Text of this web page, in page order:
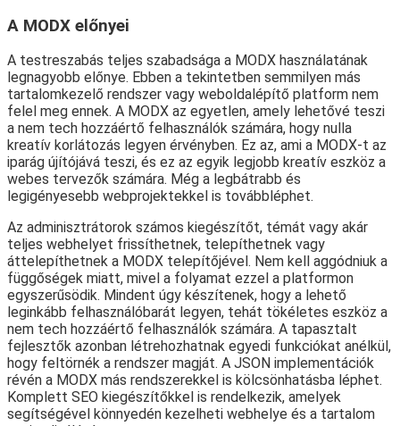
A MODX előnyei
A testreszabás teljes szabadsága a MODX használatának
legnagyobb előnye. Ebben a tekintetben semmilyen más
tartalomkezelő rendszer vagy weboldalépítő platform nem
felel meg ennek. A MODX az egyetlen, amely lehetővé teszi
a nem tech hozzáértő felhasználók számára, hogy nulla
kreatív korlátozás legyen érvényben. Ez az, ami a MODX-t az
iparág újítójává teszi, és ez az egyik legjobb kreatív eszköz a
webes tervezők számára. Még a legbátrabb és
legigényesebb webprojektekkel is továbbléphet.
Az adminisztrátorok számos kiegészítőt, témát vagy akár
teljes webhelyet frissíthetnek, telepíthetnek vagy
áttelepíthetnek a MODX telepítőjével. Nem kell aggódniuk a
függőségek miatt, mivel a folyamat ezzel a platformon
egyszerűsödik. Mindent úgy készítenek, hogy a lehető
leginkább felhasználóbarát legyen, tehát tökéletes eszköz a
nem tech hozzáértő felhasználók számára. A tapasztalt
fejlesztők azonban létrehozhatnak egyedi funkciókat anélkül,
hogy feltörnék a rendszer magját. A JSON implementációk
révén a MODX más rendszerekkel is kölcsönhatásba léphet.
Komplett SEO kiegészítőkkel is rendelkezik, amelyek
segítségével könnyedén kezelheti webhelye és a tartalom